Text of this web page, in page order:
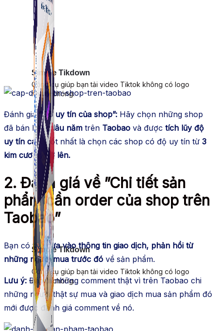
Simple Tikdown
Công cụ giúp bạn tải video Tiktok không có logo
nhanh chóng.
Simple Tikdown
Công cụ giúp bạn tải video Tiktok không có logo
nhanh chóng.
Đánh giá ”Độ uy tín của shop”: Hãy chọn những shop
đã bán hànglâu năm trên Taobao và được tích lũy độ
uy tín cao. Tốt nhất là chọn các shop có độ uy tín từ 3
kim cương trở lên.
2. Đánh giá về ”Chi tiết sản
phẩm cần order của shop trên
Taobao”
Bạn có thểdựa vào thông tin giao dịch, phản hồi từ
những người mua trước đó về sản phẩm.
Lưu ý: Đây là những comment thật vì trên Taobao chi
những người thật sự mua và giao dịch mua sản phẩm đó
mới được đánh giá comment về nó.